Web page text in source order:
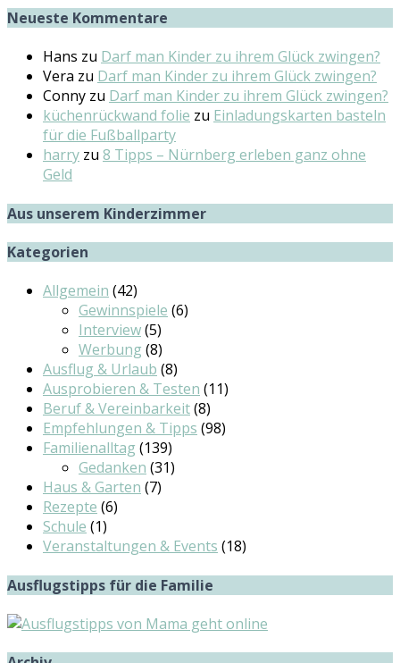
Neueste Kommentare
Hans zu Darf man Kinder zu ihrem Glück zwingen?
Vera zu Darf man Kinder zu ihrem Glück zwingen?
Conny zu Darf man Kinder zu ihrem Glück zwingen?
küchenrückwand folie zu Einladungskarten basteln
für die Fußballparty
harry zu 8 Tipps – Nürnberg erleben ganz ohne
Geld
Aus unserem Kinderzimmer
Kategorien
Allgemein (42)
Gewinnspiele (6)
Interview(5)
Werbung (8)
Ausflug & Urlaub (8)
Ausprobieren & Testen (11)
Beruf & Vereinbarkeit(8)
Empfehlungen & Tipps (98)
Familienalltag (139)
Gedanken (31)
Haus & Garten (7)
Rezepte (6)
Schule (1)
Veranstaltungen & Events (18)
Ausflugstipps für die Familie